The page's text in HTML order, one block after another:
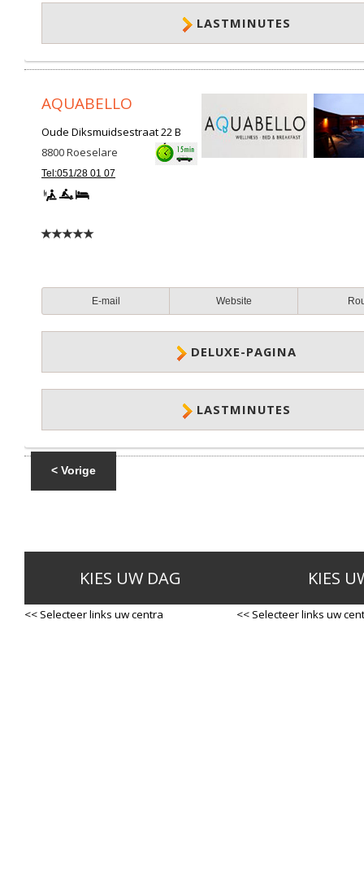
LASTMINUTES
AQUABELLO
Oude Diksmuidsestraat 22 B
8800Roeselare
Tel:051/28 01 07
E-mail Website
DELUXE-PAGINA
LASTMINUTES
< Vorige
KIES UW DAG
<< Selecteer links uw centra
KIES
<< Selecteer links uw